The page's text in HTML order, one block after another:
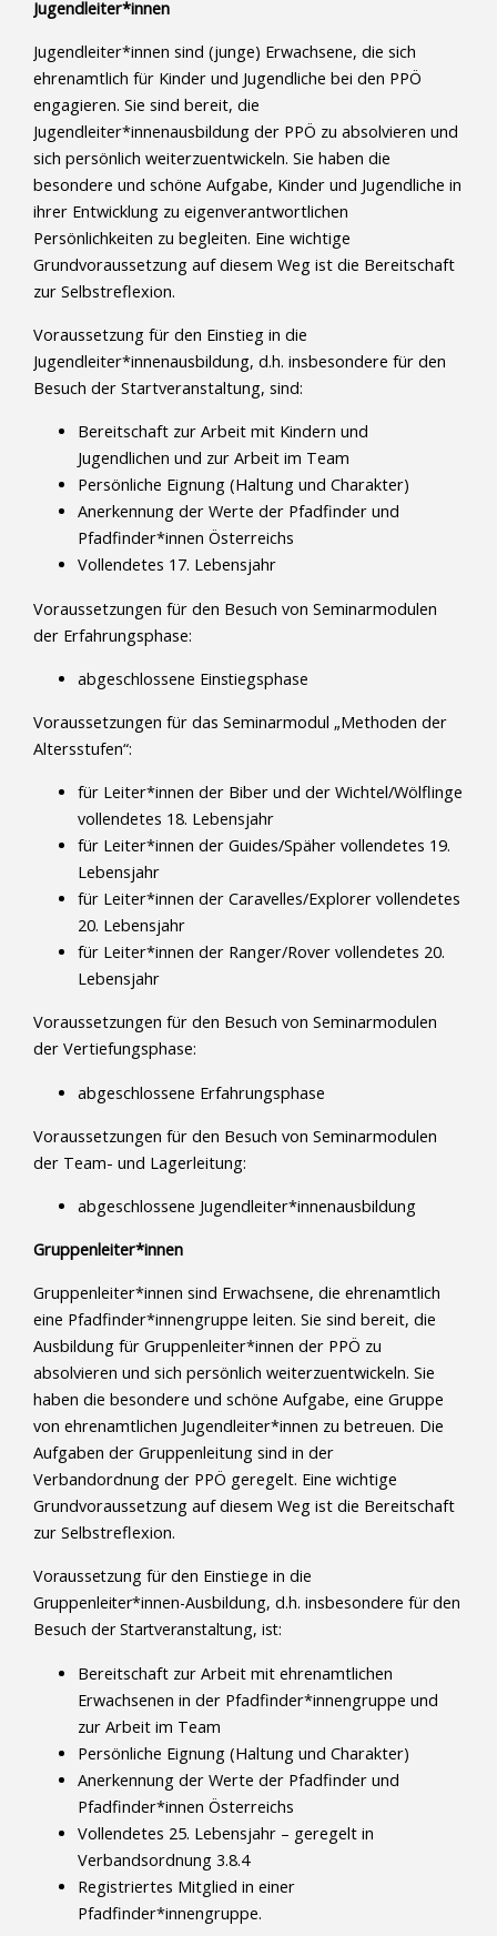
Jugendleiter*innen
Jugendleiter*innen sind (junge) Erwachsene, die sich
ehrenamtlich für Kinder und Jugendliche bei den PPÖ
engagieren. Sie sind bereit, die
Jugendleiter*innenausbildung der PPÖ zu absolvieren und
sich persönlich weiterzuentwickeln. Sie haben die
besondere und schöne Aufgabe, Kinder und Jugendliche in
ihrer Entwicklung zu eigenverantwortlichen
Persönlichkeiten zu begleiten. Eine wichtige
Grundvoraussetzung auf diesem Weg ist die Bereitschaft
zur Selbstreflexion.
Voraussetzung für den Einstieg in die
Jugendleiter*innenausbildung, d.h. insbesondere für den
Besuch der Startveranstaltung, sind:
Bereitschaft zur Arbeit mit Kindern und
Jugendlichen und zur Arbeit im Team
Persönliche Eignung (Haltung und Charakter)
Anerkennung der Werte der Pfadfinder und
Pfadfinder*innen Österreichs
Vollendetes 17. Lebensjahr
Voraussetzungen für den Besuch von Seminarmodulen
der Erfahrungsphase:
abgeschlossene Einstiegsphase
Voraussetzungen für das Seminarmodul „Methoden der
Altersstufen“:
für Leiter*innen der Biber und der Wichtel/Wölflinge
vollendetes 18. Lebensjahr
für Leiter*innen der Guides/Späher vollendetes 19.
Lebensjahr
für Leiter*innen der Caravelles/Explorer vollendetes
20. Lebensjahr
für Leiter*innen der Ranger/Rover vollendetes 20.
Lebensjahr
Voraussetzungen für den Besuch von Seminarmodulen
der Vertiefungsphase:
abgeschlossene Erfahrungsphase
Voraussetzungen für den Besuch von Seminarmodulen
der Team- und Lagerleitung:
abgeschlossene Jugendleiter*innenausbildung
Gruppenleiter*innen
Gruppenleiter*innen sind Erwachsene, die ehrenamtlich
eine Pfadfinder*innengruppe leiten. Sie sind bereit, die
Ausbildung für Gruppenleiter*innen der PPÖ zu
absolvieren und sich persönlich weiterzuentwickeln. Sie
haben die besondere und schöne Aufgabe, eine Gruppe
von ehrenamtlichen Jugendleiter*innen zu betreuen. Die
Aufgaben der Gruppenleitung sind in der
Verbandordnung der PPÖ geregelt. Eine wichtige
Grundvoraussetzung auf diesem Weg ist die Bereitschaft
zur Selbstreflexion.
Voraussetzung für den Einstiege in die
Gruppenleiter*innen-Ausbildung, d.h. insbesondere für den
Besuch der Startveranstaltung, ist:
Bereitschaft zur Arbeit mit ehrenamtlichen
Erwachsenen in der Pfadfinder*innengruppe und
zur Arbeit im Team
Persönliche Eignung (Haltung und Charakter)
Anerkennung der Werte der Pfadfinder und
Pfadfinder*innen Österreichs
Vollendetes 25. Lebensjahr – geregelt in
Verbandsordnung 3.8.4
Registriertes Mitglied in einer
Pfadfinder*innengruppe.